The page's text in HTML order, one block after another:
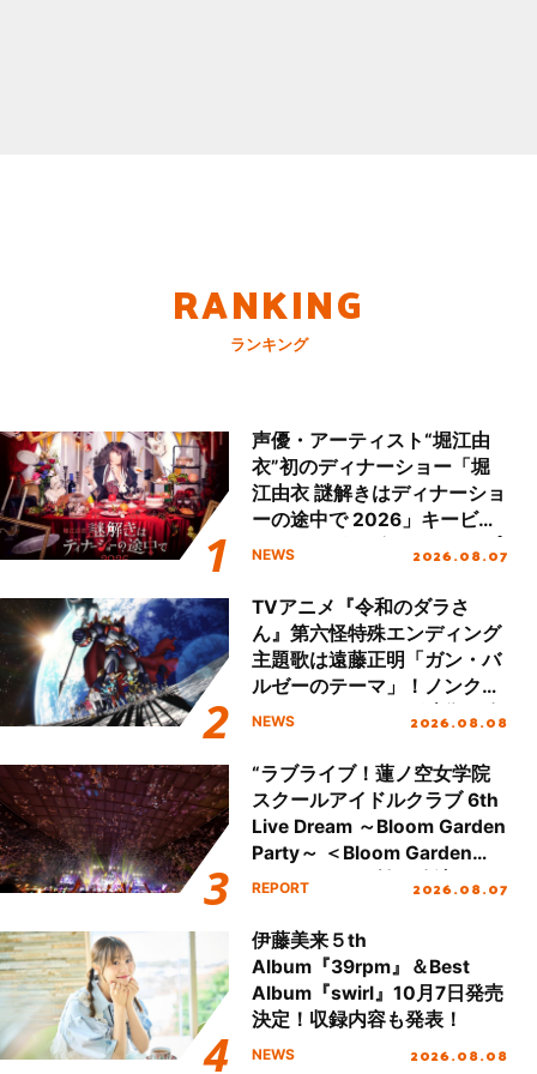
RANKING
ランキング
声優・アーティスト“堀江由
衣”初のディナーショー「堀
江由衣 謎解きはディナーショ
ーの途中で 2026」キービジ
ュアル＆グッズラインナップ
NEWS 2026.08.07
TVアニメ『令和のダラさ
ん』第六怪特殊エンディング
主題歌は遠藤正明「ガン・バ
ルゼーのテーマ」！ノンクレ
ジットエンディング映像も公
NEWS 2026.08.08
“ラブライブ！蓮ノ空女学院
スクールアイドルクラブ 6th
Live Dream ～Bloom Garden
Party～ ＜Bloom Garden
Party Stage／埼玉公演＞”
REPORT 2026.08.07
伊藤美来５th
Album『39rpm』＆Best
Album『swirl』10月7日発売
決定！収録内容も発表！
NEWS 2026.08.08